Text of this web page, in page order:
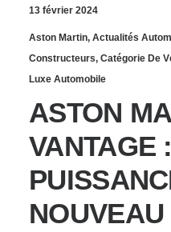
13 février 2024
Aston Martin, Actualités
Constructeurs, Catégorie De
Luxe Automobile
ASTON
VANTAGE